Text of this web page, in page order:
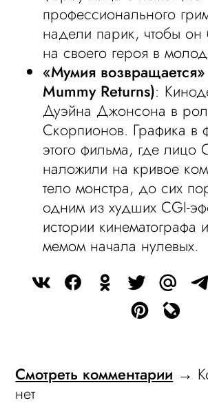
профессионального
надели парик, чтобы
на своего героя в
«Мумия
Mummy Returns):
Дуэйна Джонсона в
Скорпионов. Графика в
этого фильма, где лицо
наложили на кривое
тело монстра, до сих
одним из худших CGI-
истории кинематографа
мемом начала нулевых.
Смотреть комментарии →
нет